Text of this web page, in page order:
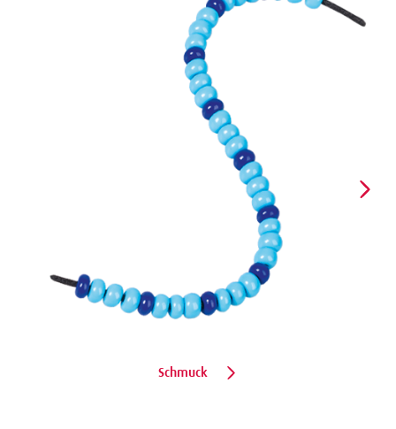
Schmuck